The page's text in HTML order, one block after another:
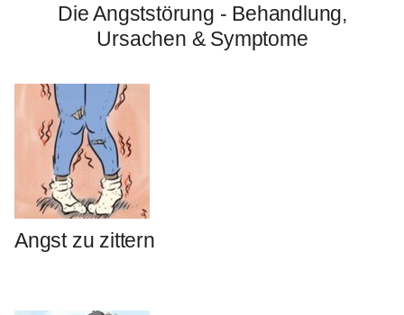
Die Angststörung - Behandlung,
Ursachen & Symptome
Angst zu zittern